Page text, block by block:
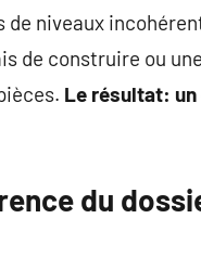
niveaux
de construire ou
Le résultat:
du